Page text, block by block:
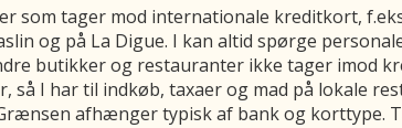
som tager mod internationale kreditkort,
og på La Digue. I kan altid spørge
butikker og restauranter ikke tager imod
så I har til indkøb, taxaer og mad på lokale
afhænger typisk af bank og korttype.